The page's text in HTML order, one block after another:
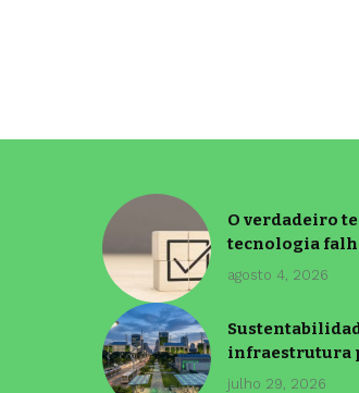
O verdadeiro
tecnologia
agosto 4, 2026
infraestrutura
julho 29, 2026